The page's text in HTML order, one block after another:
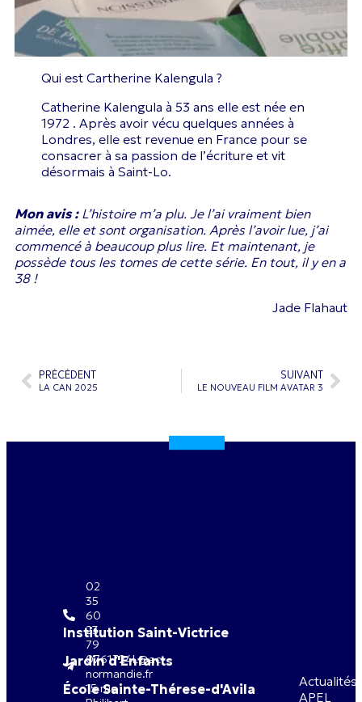
Qui est Cartherine Kalengula ?
Catherine Kalengula à 53 ans elle est née en
1972 . Après avoir vécu quelques années à
Londres, elle est revenue en France pour se
consacrer à sa passion de l’écriture et vit
désormais à Saint-Lo.
Mon avis :L’histoire m’a plu. Je l’ai vraiment bien
aimée, elle et sont organisation. Après l’avoir lue, j’ai
commencé à beaucoup plus lire. Et maintenant, je
possède tous les tomes de cette série. En tout, il y en a
38 !
Jade Flahaut
PRÉCÉDENT
LA CAN 2025
SUIVANT
LE NOUVEAU FILM AVATAR 3
02
35
60
23
79
0761724L@ac-
normandie.fr
15 rue
Institution Saint-Victrice
Jardin d'Enfants
École Sainte-Thérese-d'Avila
Actualités
APEL